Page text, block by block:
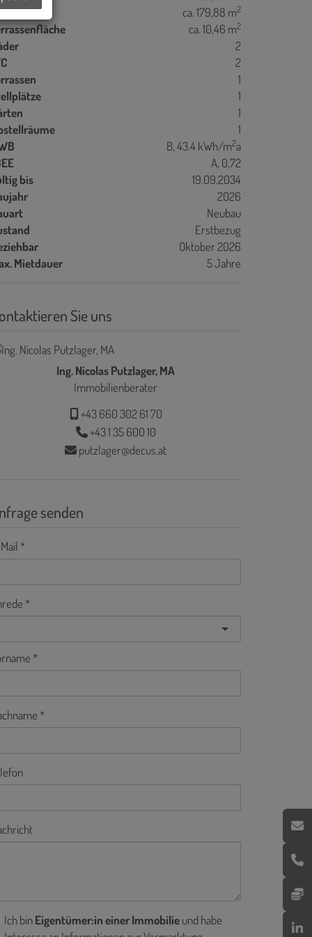
ca. 179,88 m2
ca. 10,46 m2
2
2
1
1
1
1
B, 43.4 kWh/m2a
A, 0,72
bis
19.09.2034
2026
Neubau
Erstbezug
Oktober 2026
Mietdauer
5 Jahre
Sie uns
Ing. Nicolas Putzlager, MA
Immobilienberater
+43 660 302 61 70
+43 1 35 600 10
putzlager@decus.at
senden
Ich binEigentümer:in einer Immobilieund habe